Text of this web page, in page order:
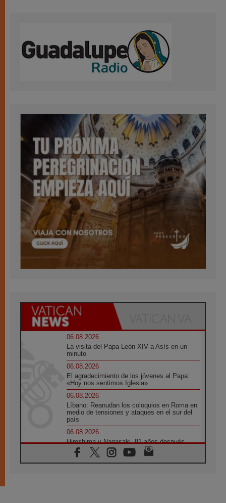
06.08.2026
La visita del Papa León XIV a Asís en un
minuto
06.08.2026
El agradecimiento de los jóvenes al Papa:
«Hoy nos sentimos Iglesia»
06.08.2026
Líbano: Reanudan los coloquios en Roma en
medio de tensiones y ataques en el sur del
país
06.08.2026
Hiroshima y Nagasaki, 81 años después.
Comienzan "Diez Días Oración por la Paz"
06.08.2026